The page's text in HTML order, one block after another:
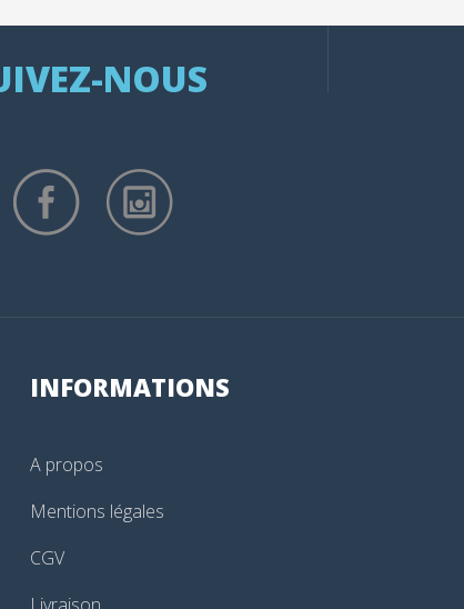
NOUS
INFORMATIONS
A propos
Mentions légales
CGV
Livraison